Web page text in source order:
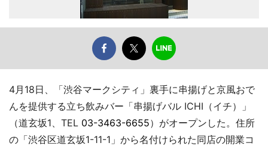
4月18日、「渋谷マークシティ」裏手に串揚げと京風おで
んを提供する立ち飲みバー「串揚げバル ICHI（イチ）」
（道玄坂1、TEL 03-3463-6655）がオープンした。住所
の「渋谷区道玄坂1-11-1」から名付けられた同店の開業コ